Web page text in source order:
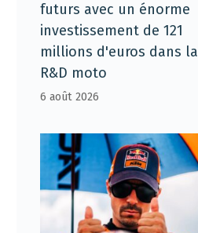
futurs avec un énorme
investissement de 121
millions d'euros dans la
R&D moto
6 août 2026